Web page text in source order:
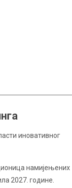
иновативног
намијењених
2027. године.